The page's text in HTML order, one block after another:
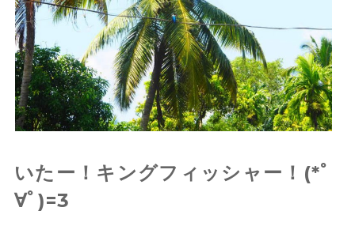
いたー！キングフィッシャー！(*ﾟ
∀ﾟ)=3